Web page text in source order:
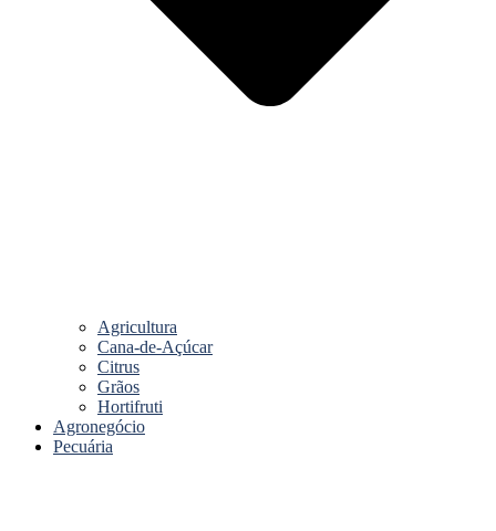
Agricultura
Cana-de-Açúcar
Citrus
Grãos
Hortifruti
Agronegócio
Pecuária